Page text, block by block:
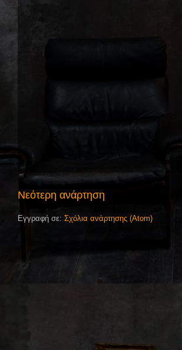
Νεότερη ανάρτηση
Εγγραφή σε: Σχόλια ανάρτησης (Atom)